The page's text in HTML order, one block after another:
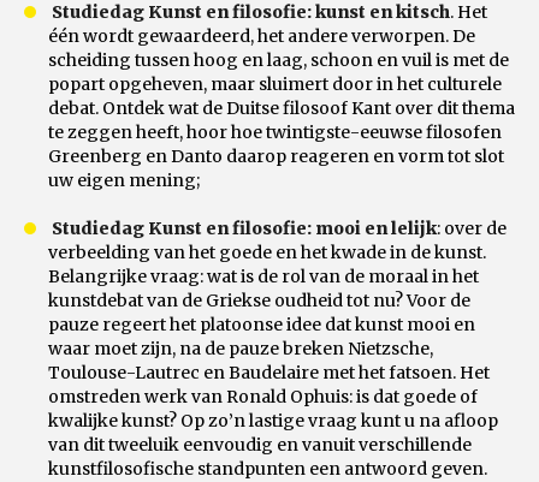
Studiedag Kunst en filosofie: kunst en kitsch. Het
één wordt gewaardeerd, het andere verworpen. De
scheiding tussen hoog en laag, schoon en vuil is met de
popart opgeheven, maar sluimert door in het culturele
debat. Ontdek wat de Duitse filosoof Kant over dit thema
te zeggen heeft, hoor hoe twintigste-eeuwse filosofen
Greenberg en Danto daarop reageren en vorm tot slot
uw eigen mening;
Studiedag Kunst en filosofie: mooi en lelijk: over de
verbeelding van het goede en het kwade in de kunst.
Belangrijke vraag: wat is de rol van de moraal in het
kunstdebat van de Griekse oudheid tot nu? Voor de
pauze regeert het platoonse idee dat kunst mooi en
waar moet zijn, na de pauze breken Nietzsche,
Toulouse-Lautrec en Baudelaire met het fatsoen. Het
omstreden werk van Ronald Ophuis: is dat goede of
kwalijke kunst? Op zo’n lastige vraag kunt u na afloop
van dit tweeluik eenvoudig en vanuit verschillende
kunstfilosofische standpunten een antwoord geven.